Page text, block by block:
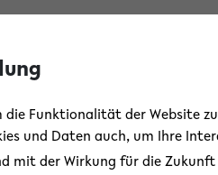
die Funktionalität der Website
und Daten auch, um Ihre
mit der Wirkung für die